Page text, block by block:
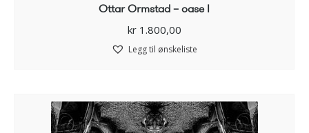
Ottar Ormstad – oase I
kr1.800,00
Legg til ønskeliste